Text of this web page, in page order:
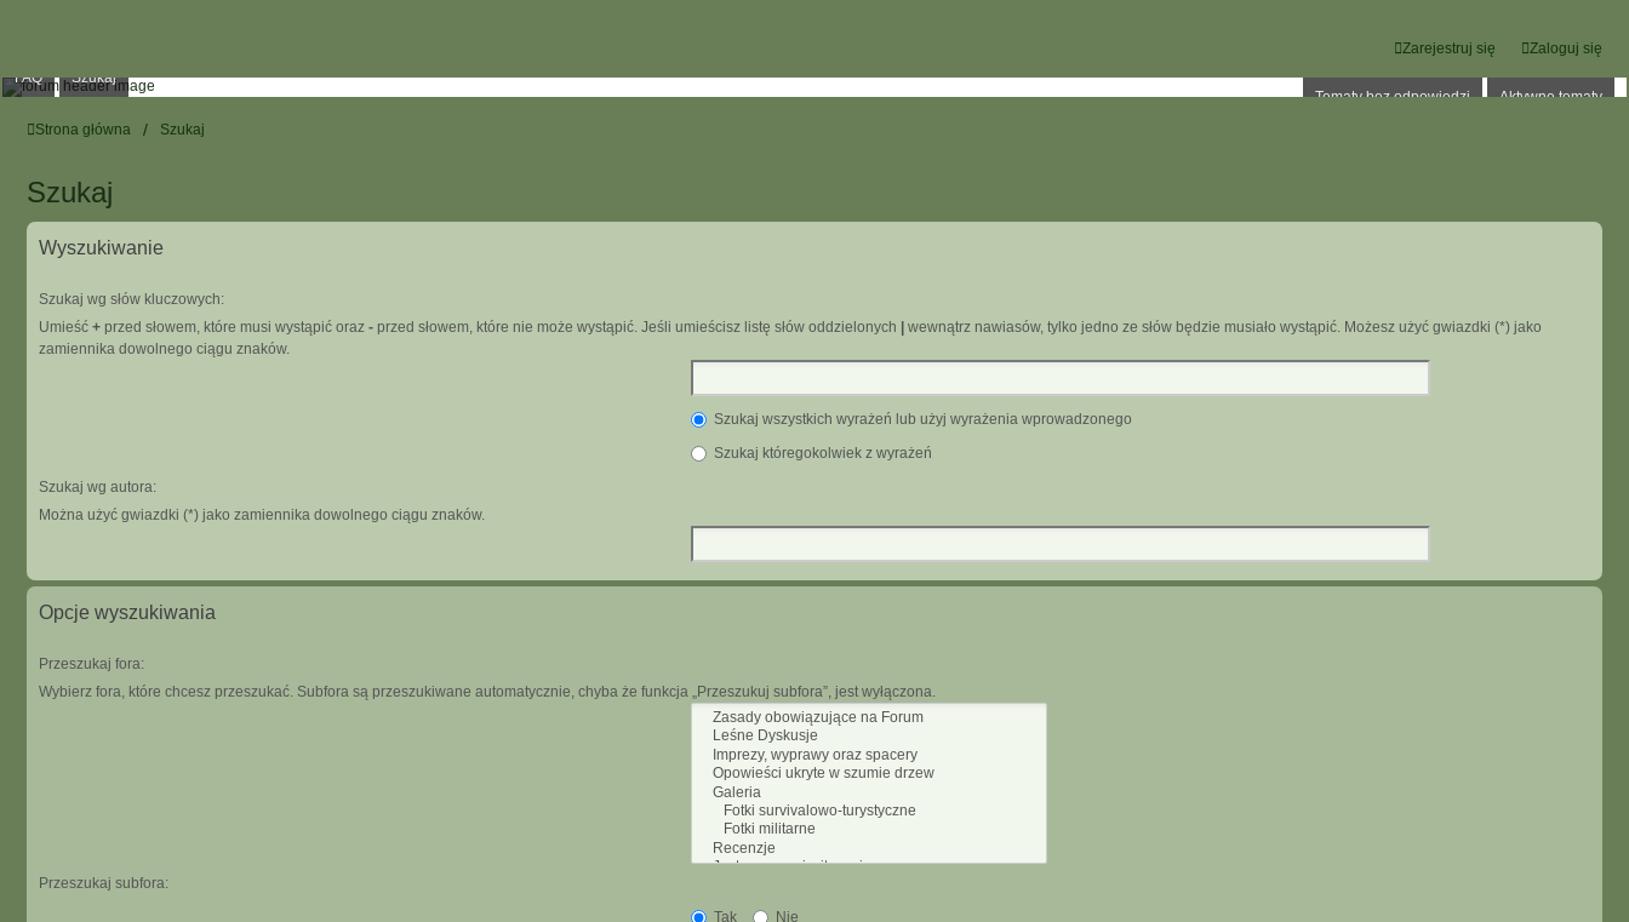
Zaloguj się
Zarejestruj się
Tematy bez odpowiedzi Aktywne tematy
FAQ Szukaj
Strona główna Szukaj
Szukaj
Wyszukiwanie
Szukaj wg słów kluczowych:
Umieść + przed słowem, które musi wystąpić oraz - przed słowem, które nie może wystąpić. Jeśli umieścisz listę słów oddzielonych
wewnątrz nawiasów, tylko jedno ze słów będzie musiało wystąpić. Możesz użyć gwiazdki (*) jako
zamiennika dowolnego ciągu znaków.
Szukaj wszystkich wyrażeń lub użyj wyrażenia wprowadzonego
Szukaj któregokolwiek z wyrażeń
Szukaj wg autora:
Można użyć gwiazdki (*) jako zamiennika dowolnego ciągu znaków.
Opcje wyszukiwania
Przeszukaj fora:
Wybierz fora, które chcesz przeszukać. Subfora są przeszukiwane automatycznie, chyba że funkcja „Przeszukuj subfora”, jest wyłączona.
Przeszukaj subfora:
Tak
Nie